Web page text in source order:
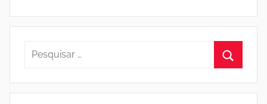
Pesquisar